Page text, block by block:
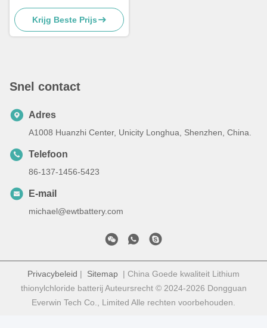
oplaadbare batterij
Krijg Beste Prijs
Snel contact
Adres
A1008 Huanzhi Center, Unicity Longhua, Shenzhen, China.
Telefoon
86-137-1456-5423
E-mail
michael@ewtbattery.com
Privacybeleid | Sitemap | China Goede kwaliteit Lithium
thionylchloride batterij Auteursrecht © 2024-2026 Dongguan
Everwin Tech Co., Limited Alle rechten voorbehouden.